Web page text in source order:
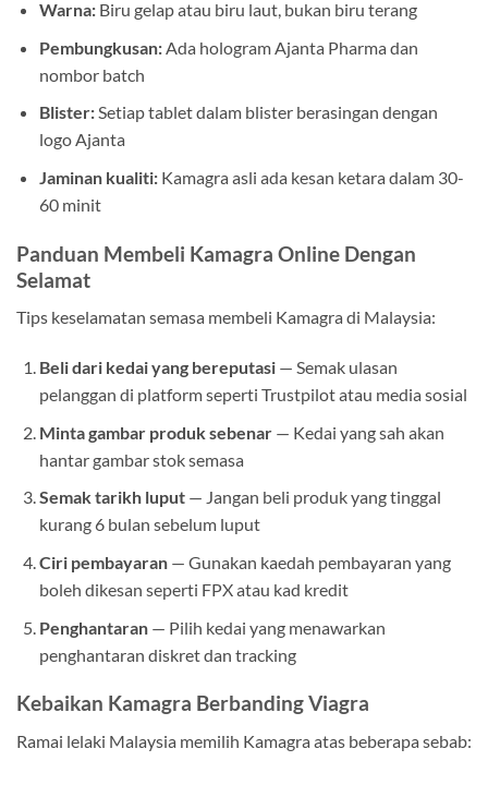
Warna:Biru gelap atau biru laut, bukan biru terang
Pembungkusan:Ada hologram Ajanta Pharma dan
nombor batch
Blister:Setiap tablet dalam blister berasingan dengan
logo Ajanta
Jaminan kualiti:Kamagra asli ada kesan ketara dalam 30-
60 minit
Panduan Membeli Kamagra Online Dengan
Selamat
Tips keselamatan semasa membeli Kamagra di Malaysia:
Beli dari kedai yang bereputasi— Semak ulasan
pelanggan di platform seperti Trustpilot atau media sosial
Minta gambar produk sebenar— Kedai yang sah akan
hantar gambar stok semasa
Semak tarikh luput— Jangan beli produk yang tinggal
kurang 6 bulan sebelum luput
Ciri pembayaran— Gunakan kaedah pembayaran yang
boleh dikesan seperti FPX atau kad kredit
Penghantaran— Pilih kedai yang menawarkan
penghantaran diskret dan tracking
Kebaikan Kamagra Berbanding Viagra
Ramai lelaki Malaysia memilih Kamagra atas beberapa sebab: